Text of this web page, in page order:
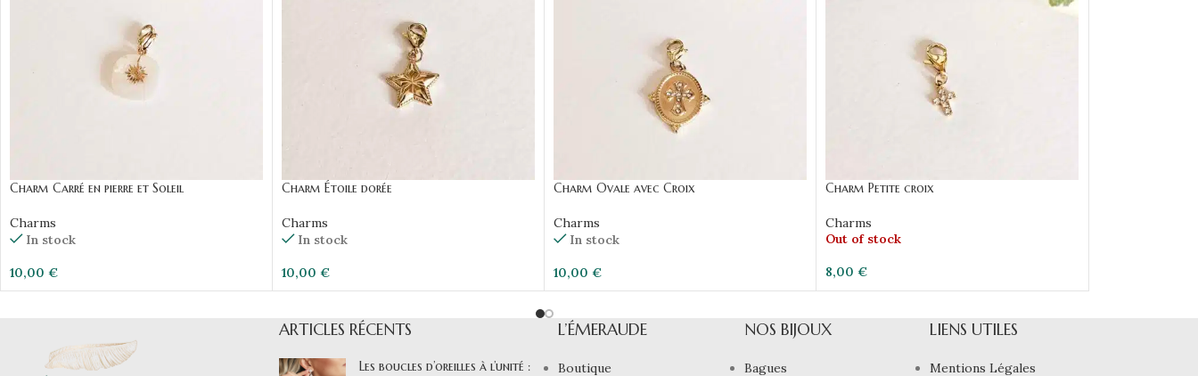
Charm Carré en pierre et Soleil
Charms
In stock
10,00 €
Charm Étoile dorée
Charms
In stock
10,00 €
Charm Ovale avec Croix
Charms
In stock
10,00 €
Charm Petite croix
Charms
Out of stock
8,00 €
ARTICLES RÉCENTS
Les boucles d’oreilles à l’unité :
L’ÉMERAUDE
Boutique
NOS BIJOUX
Bagues
LIENS UTILES
Mentions Légales